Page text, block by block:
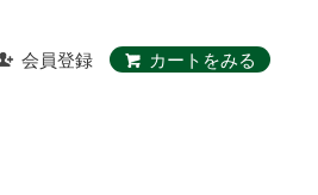
会員登録 カートをみる